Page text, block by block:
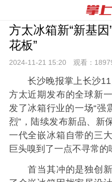
方太冰箱新“新基
花板”
2024-11-21 15:20 观看：
长沙晚报掌上长沙11
方太近期发布的全球新
发了冰箱行业的一场“强
烈”，陆续发布新品、新
一代全嵌冰箱自带的三
巨头嗅到了一点不寻常的
首当其冲的是独创新